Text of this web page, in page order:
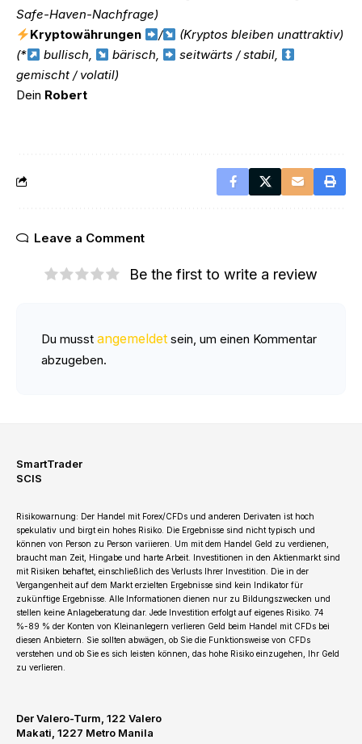
Safe-Haven-Nachfrage)
Kryptowährungen
/
(Kryptos bleiben unattraktiv)
(*
bullisch, bärisch,
seitwärts / stabil,
gemischt / volatil)
Dein Robert
Leave a Comment
Be the first to write a review
Du musst angemeldet sein, um einen Kommentar
abzugeben.
SmartTrader
SCIS
Risikowarnung: Der Handel mit Forex/CFDs und anderen Derivaten ist hoch
spekulativ und birgt ein hohes Risiko. Die Ergebnisse sind nicht typisch und
können von Person zu Person variieren. Um mit dem Handel Geld zu verdienen,
braucht man Zeit, Hingabe und harte Arbeit. Investitionen in den Aktienmarkt sind
mit Risiken behaftet, einschließlich des Verlusts Ihrer Investition. Die in der
Vergangenheit auf dem Markt erzielten Ergebnisse sind kein Indikator für
zukünftige Ergebnisse. Alle Informationen dienen nur zu Bildungszwecken und
stellen keine Anlageberatung dar. Jede Investition erfolgt auf eigenes Risiko. 74
%-89 % der Konten von Kleinanlegern verlieren Geld beim Handel mit CFDs bei
diesen Anbietern. Sie sollten abwägen, ob Sie die Funktionsweise von CFDs
verstehen und ob Sie es sich leisten können, das hohe Risiko einzugehen, Ihr Geld
zu verlieren.
Der Valero-Turm, 122 Valero
Makati, 1227 Metro Manila